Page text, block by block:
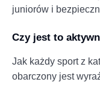
juniorów i
Czy jest to
Jak każdy sport z
obarczony jest